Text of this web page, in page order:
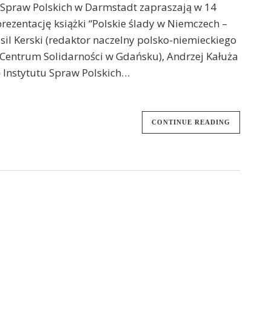
Polskich w Darmstadt zapraszają w 14
książki “Polskie ślady w Niemczech –
Kerski (redaktor naczelny polsko-niemieckiego
Solidarności w Gdańsku), Andrzej Kałuża
Spraw Polskich…
CONTINUE READING